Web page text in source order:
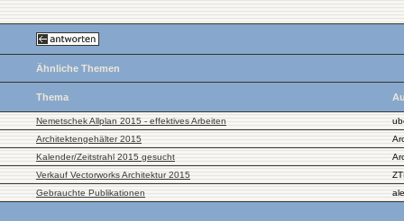
Ähnliche Themen
Thema
Nemetschek Allplan 2015 - effektives Arbeiten
Architektengehälter 2015
Kalender/Zeitstrahl 2015 gesucht
Verkauf Vectorworks Architektur 2015
Gebrauchte Publikationen